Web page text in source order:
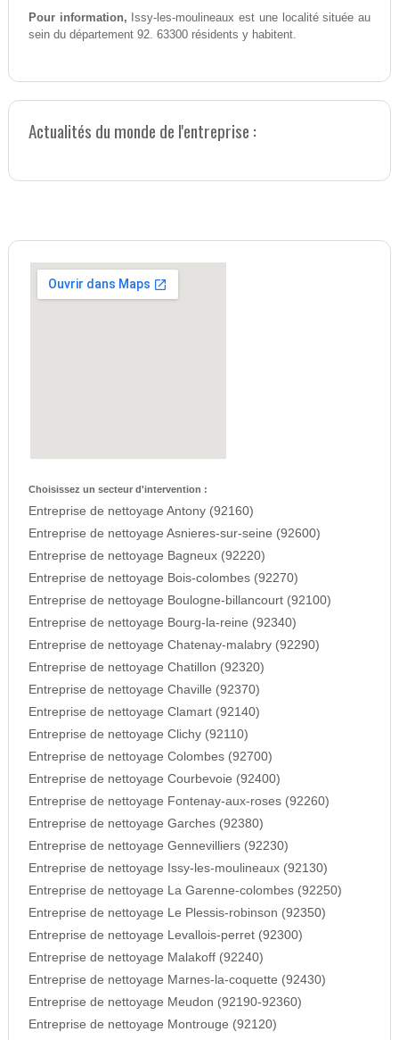
Pour information, Issy-les-moulineaux est une localité située au
sein du département 92. 63300 résidents y habitent.
Actualités du monde de l'entreprise :
Choisissez un secteur d'intervention :
Entreprise de nettoyage Antony (92160)
Entreprise de nettoyage Asnieres-sur-seine (92600)
Entreprise de nettoyage Bagneux (92220)
Entreprise de nettoyage Bois-colombes (92270)
Entreprise de nettoyage Boulogne-billancourt (92100)
Entreprise de nettoyage Bourg-la-reine (92340)
Entreprise de nettoyage Chatenay-malabry (92290)
Entreprise de nettoyage Chatillon (92320)
Entreprise de nettoyage Chaville (92370)
Entreprise de nettoyage Clamart (92140)
Entreprise de nettoyage Clichy (92110)
Entreprise de nettoyage Colombes (92700)
Entreprise de nettoyage Courbevoie (92400)
Entreprise de nettoyage Fontenay-aux-roses (92260)
Entreprise de nettoyage Garches (92380)
Entreprise de nettoyage Gennevilliers (92230)
Entreprise de nettoyage Issy-les-moulineaux (92130)
Entreprise de nettoyage La Garenne-colombes (92250)
Entreprise de nettoyage Le Plessis-robinson (92350)
Entreprise de nettoyage Levallois-perret (92300)
Entreprise de nettoyage Malakoff (92240)
Entreprise de nettoyage Marnes-la-coquette (92430)
Entreprise de nettoyage Meudon (92190-92360)
Entreprise de nettoyage Montrouge (92120)